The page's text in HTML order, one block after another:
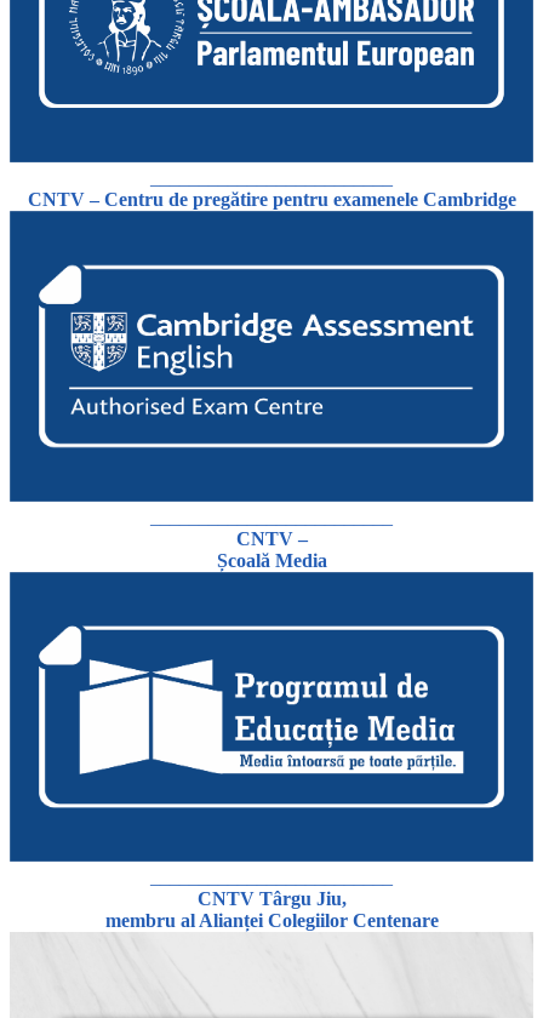
CNTV – Centru de pregătire pentru examenele Cambridge
CNTV –
Școală Media
CNTV Târgu Jiu,
membru al Alianței Colegiilor Centenare